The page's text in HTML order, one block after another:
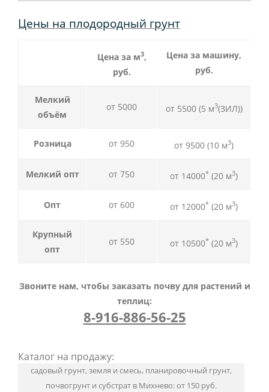
Цены на плодородный грунт
Цена за м3,
руб.
Цена за машину,
руб.
Мелкий
объём
от 5000 от 5500 (5 м3(ЗИЛ))
Розница от 950 от 9500 (10 м3)
Мелкий опт от 750 от 14000* (20 м3)
Опт от 600 от 12000* (20 м3)
Крупный
опт
от 550 от 10500* (20 м3)
Звоните нам, чтобы заказать почву для растений и
теплиц:
8-916-886-56-25
Каталог на продажу:
садовый грунт, земля и смесь, планировочный грунт,
почвогрунт и субстрат в Михнево: от 150 руб.